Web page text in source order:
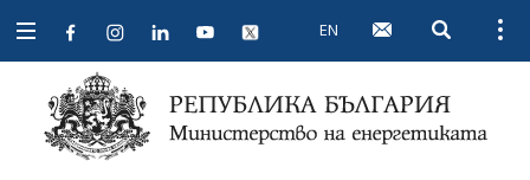
Open
navigation
EN Open